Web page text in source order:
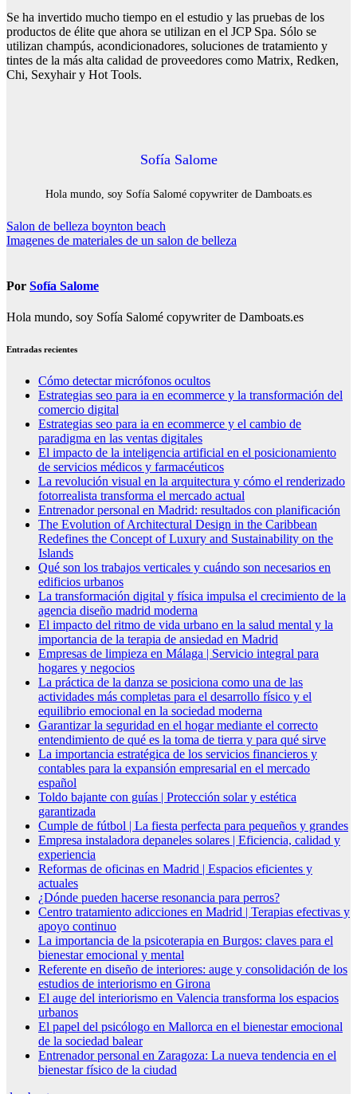
Se ha invertido mucho tiempo en el estudio y las pruebas de los
productos de élite que ahora se utilizan en el JCP Spa. Sólo se
utilizan champús, acondicionadores, soluciones de tratamiento y
tintes de la más alta calidad de proveedores como Matrix, Redken,
Chi, Sexyhair y Hot Tools.
Sofía Salome
Hola mundo, soy Sofía Salomé copywriter de Damboats.es
Navegación
de
Salon de belleza boynton beach
Imagenes de materiales de un salon de belleza
Por Sofía Salome
Hola mundo, soy Sofía Salomé copywriter de Damboats.es
Entradas recientes
Cómo detectar micrófonos ocultos
Estrategias seo para ia en ecommerce y la transformación del
comercio digital
Estrategias seo para ia en ecommerce y el cambio de
paradigma en las ventas digitales
El impacto de la inteligencia artificial en el posicionamiento
de servicios médicos y farmacéuticos
La revolución visual en la arquitectura y cómo el renderizado
fotorrealista transforma el mercado actual
Entrenador personal en Madrid: resultados con planificación
The Evolution of Architectural Design in the Caribbean
Redefines the Concept of Luxury and Sustainability on the
Islands
Qué son los trabajos verticales y cuándo son necesarios en
edificios urbanos
La transformación digital y física impulsa el crecimiento de la
agencia diseño madrid moderna
El impacto del ritmo de vida urbano en la salud mental y la
importancia de la terapia de ansiedad en Madrid
Empresas de limpieza en Málaga | Servicio integral para
hogares y negocios
La práctica de la danza se posiciona como una de las
actividades más completas para el desarrollo físico y el
equilibrio emocional en la sociedad moderna
Garantizar la seguridad en el hogar mediante el correcto
entendimiento de qué es la toma de tierra y para qué sirve
La importancia estratégica de los servicios financieros y
contables para la expansión empresarial en el mercado
español
Toldo bajante con guías | Protección solar y estética
garantizada
Cumple de fútbol | La fiesta perfecta para pequeños y grandes
Empresa instaladora depaneles solares | Eficiencia, calidad y
experiencia
Reformas de oficinas en Madrid | Espacios eficientes y
actuales
¿Dónde pueden hacerse resonancia para perros?
Centro tratamiento adicciones en Madrid | Terapias efectivas y
apoyo continuo
La importancia de la psicoterapia en Burgos: claves para el
bienestar emocional y mental
Referente en diseño de interiores: auge y consolidación de los
estudios de interiorismo en Girona
El auge del interiorismo en Valencia transforma los espacios
urbanos
El papel del psicólogo en Mallorca en el bienestar emocional
de la sociedad balear
Entrenador personal en Zaragoza: La nueva tendencia en el
bienestar físico de la ciudad